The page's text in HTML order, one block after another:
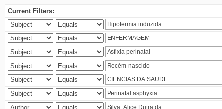
Current Filters: